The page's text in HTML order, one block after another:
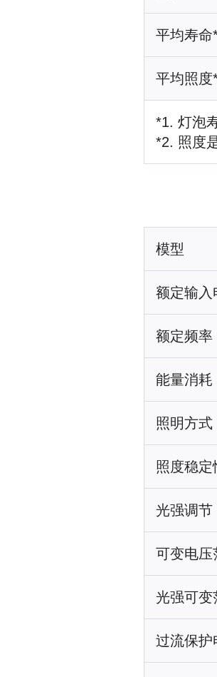
平均寿命
平均照度
*1. 灯泡
*2. 照度
模型
额定输入
额定频率
能量消耗
照明方式
照度稳定
光强调节
可变电压
光强可变
过流保护